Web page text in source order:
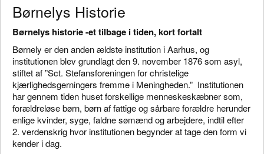
Børnelys Historie
Børnelys historie -et tilbage i tiden, kort fortalt
Børnely er den anden ældste institution i Aarhus, og
institutionen blev grundlagt den 9. november 1876 som asyl,
stiftet af ”Sct. Stefansforeningen for christelige
kjærlighedsgerningers fremme i Meningheden.” Institutionen
har gennem tiden huset forskellige menneskeskæbner som,
forældreløse børn, børn af fattige og sårbare forældre herunder
enlige kvinder, syge, faldne sømænd og arbejdere, indtil efter
2. verdenskrig hvor institutionen begynder at tage den form vi
kender i dag.